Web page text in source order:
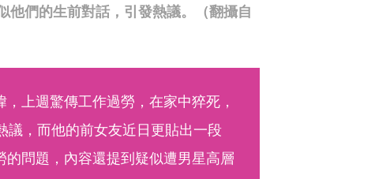
他們的生前對話，引發熱議。（翻攝自
上週驚傳工作過勞，在家中猝死，
議，而他的前女友近日更貼出一段
問題，內容還提到疑似遭男星高層